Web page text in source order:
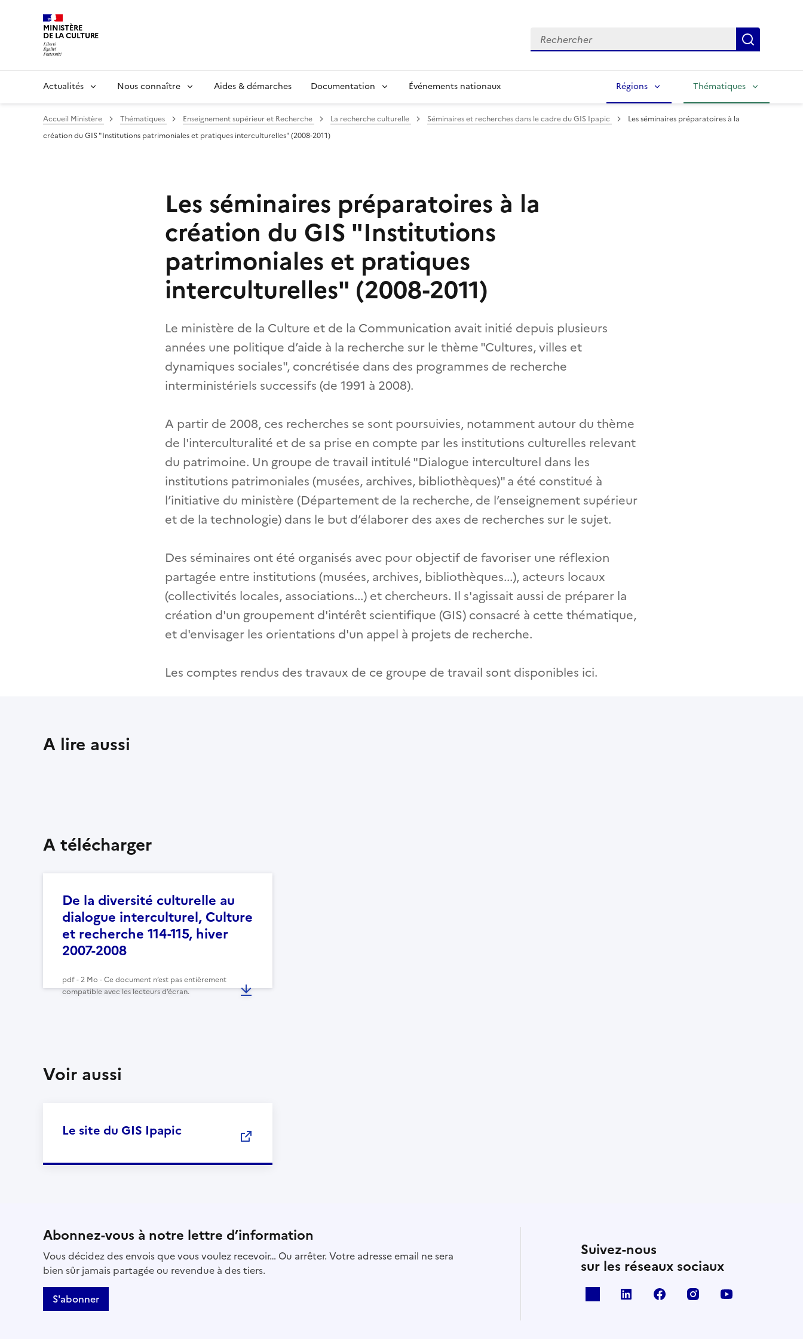
MINISTÈRE
DE LA CULTURE Rechercher
Actualités Nous connaître Aides & démarches Documentation Événements nationaux Régions Thématiques
Accueil Ministère Thématiques Enseignement supérieur et Recherche La recherche culturelle Séminaires et recherches dans le cadre du GIS Ipapic
Les séminaires préparatoires à la
création du GIS "Institutions patrimoniales et pratiques interculturelles" (2008-2011)
Les séminaires préparatoires à la
création du GIS "Institutions
patrimoniales et pratiques
interculturelles" (2008-2011)
Le ministère de la Culture et de la Communication avait initié depuis plusieurs
années une politique d’aide à la recherche sur le thème "Cultures, villes et
dynamiques sociales", concrétisée dans des programmes de recherche
interministériels successifs (de 1991 à 2008).
A partir de 2008, ces recherches se sont poursuivies, notamment autour du thème
de l'interculturalité et de sa prise en compte par les institutions culturelles relevant
du patrimoine. Un groupe de travail intitulé "Dialogue interculturel dans les
institutions patrimoniales (musées, archives, bibliothèques)" a été constitué à
l’initiative du ministère (Département de la recherche, de l’enseignement supérieur
et de la technologie) dans le but d’élaborer des axes de recherches sur le sujet.
Des séminaires ont été organisés avec pour objectif de favoriser une réflexion
partagée entre institutions (musées, archives, bibliothèques...), acteurs locaux
(collectivités locales, associations...) et chercheurs. Il s'agissait aussi de préparer la
création d'un groupement d'intérêt scientifique (GIS) consacré à cette thématique,
et d'envisager les orientations d'un appel à projets de recherche.
Les comptes rendus des travaux de ce groupe de travail sont disponibles ici.
A lire aussi
A télécharger
De la diversité culturelle au
dialogue interculturel, Culture
et recherche 114-115, hiver
2007-2008
pdf - 2 Mo - Ce document n’est pas entièrement
compatible avec les lecteurs d’écran.
Voir aussi
Le site du GIS Ipapic
Abonnez-vous à notre lettre d’information
Vous décidez des envois que vous voulez recevoir… Ou arrêter. Votre adresse email ne sera
bien sûr jamais partagée ou revendue à des tiers.
S'abonner
Suivez-nous
sur les réseaux sociaux
linkedin facebook instagram